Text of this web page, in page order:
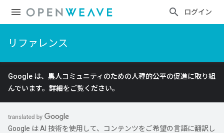
ログイン
リファレンス
Google は、黒人コミュニティのための人種的公平の促進に取り組
んでいます。 詳細をご覧ください。
Google は AI 技術を使用して、コンテンツをご希望の言語に翻訳し